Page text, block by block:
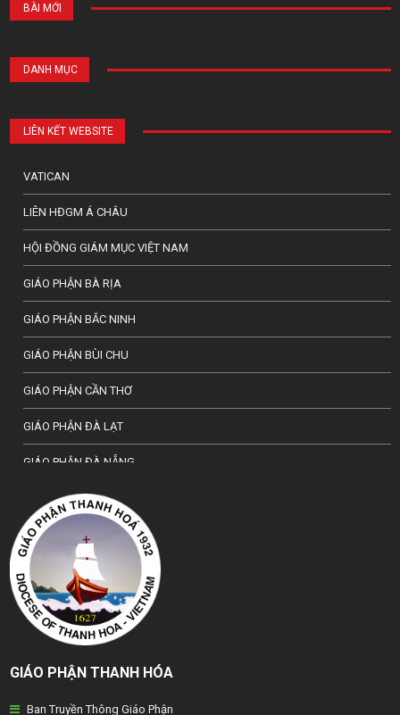
BÀI MỚI
DANH MỤC
LIÊN KẾT WEBSITE
VATICAN
LIÊN HĐGM Á CHÂU
HỘI ĐỒNG GIÁM MỤC VIỆT NAM
GIÁO PHẬN BÀ RỊA
GIÁO PHẬN BẮC NINH
GIÁO PHẬN BÙI CHU
GIÁO PHẬN CẦN THƠ
GIÁO PHẬN ĐÀ LẠT
GIÁO PHẬN ĐÀ NẴNG
TỔNG GIÁO PHẬN HÀ NỘI
GIÁO PHẬN HẢI PHÒNG
TỔNG GIÁO PHẬN HUẾ
GIÁO PHẬN HƯNG HOÁ
GIÁO PHẬN KON TUM
GIÁO PHẬN LẠNG SƠN
GIÁO PHẬN LONG XUYÊN
GIÁO PHẬN THANH HÓA
Ban Truyền Thông Giáo Phận